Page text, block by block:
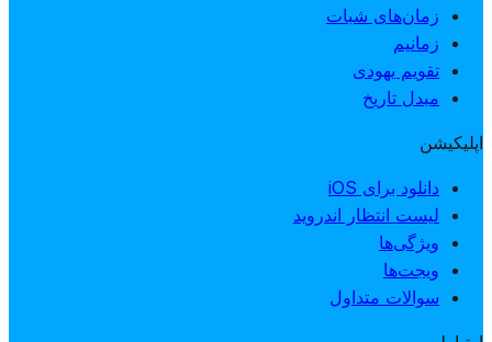
زمان‌های شبات
زمانیم
تقویم یهودی
مبدل تاریخ
اپلیکیشن
دانلود برای iOS
لیست انتظار اندروید
ویژگی‌ها
ویجت‌ها
سوالات متداول